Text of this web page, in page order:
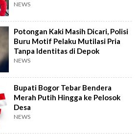
NEWS
Potongan Kaki Masih Dicari, Polisi
Buru Motif Pelaku Mutilasi Pria
Tanpa Identitas di Depok
NEWS
Bupati Bogor Tebar Bendera
Merah Putih Hingga ke Pelosok
Desa
NEWS